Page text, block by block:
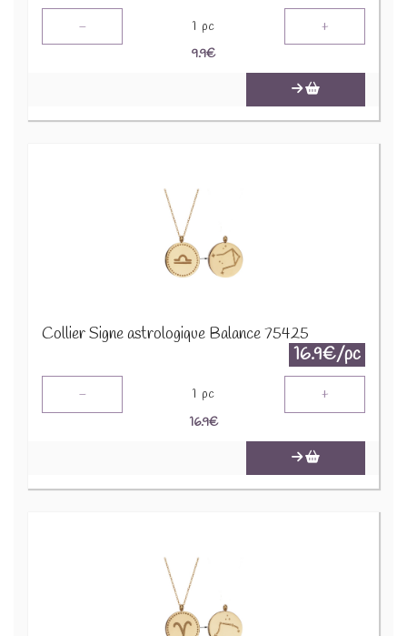
- 1 pc +
9.9€
Collier Signe astrologique Balance 75425
16.9€/pc
- 1 pc +
16.9€